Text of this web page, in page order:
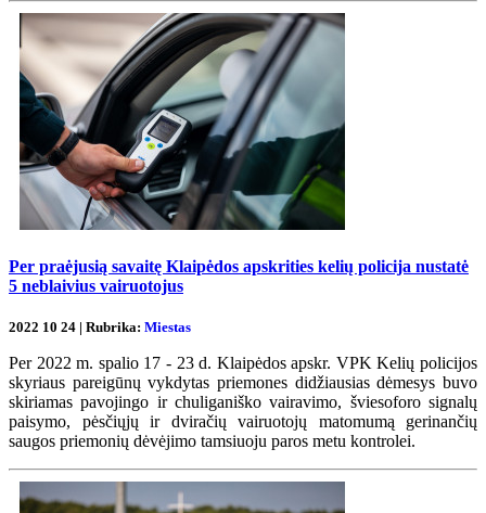
Per praėjusią savaitę Klaipėdos apskrities kelių policija nustatė
5 neblaivius vairuotojus
2022 10 24 | Rubrika: Miestas
Per 2022 m. spalio 17 - 23 d. Klaipėdos apskr. VPK Kelių policijos
skyriaus pareigūnų vykdytas priemones didžiausias dėmesys buvo
skiriamas pavojingo ir chuliganiško vairavimo, šviesoforo signalų
paisymo, pėsčiųjų ir dviračių vairuotojų matomumą gerinančių
saugos priemonių dėvėjimo tamsiuoju paros metu kontrolei.